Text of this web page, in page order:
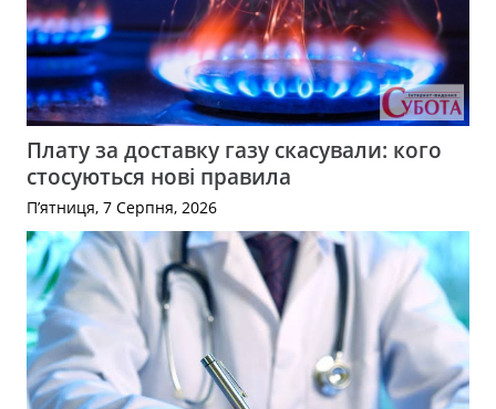
Плату за доставку газу скасували: кого
стосуються нові правила
П’ятниця, 7 Серпня, 2026